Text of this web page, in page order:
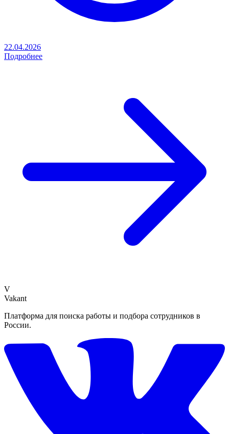
22.04.2026
Подробнее
V
Vakant
Платформа для поиска работы и подбора сотрудников в
России.